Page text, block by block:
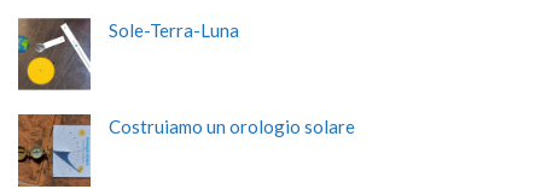
Sole-Terra-Luna
Costruiamo un orologio solare